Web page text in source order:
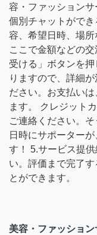
容・ファッション
個別チャットがで
容、希望日時、場所
ここで金額などの
受ける」ボタンを
りますので、詳細
ださい。お支払い
ます。 クレジット
ご連絡ください。
日時にサポーター
す！ 5.サービス提
い。評価まで完了
とができます。
美容・ファッショ